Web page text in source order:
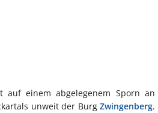
auf einem abgelegenem Sporn an
unweit der Burg Zwingenberg.